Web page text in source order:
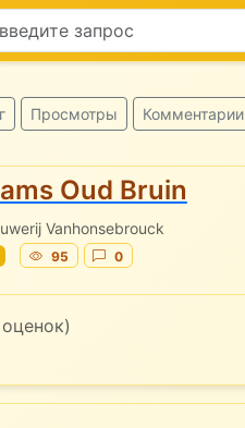
Просмотры Комментарии
Oud Bruin
Vanhonsebrouck
95 0